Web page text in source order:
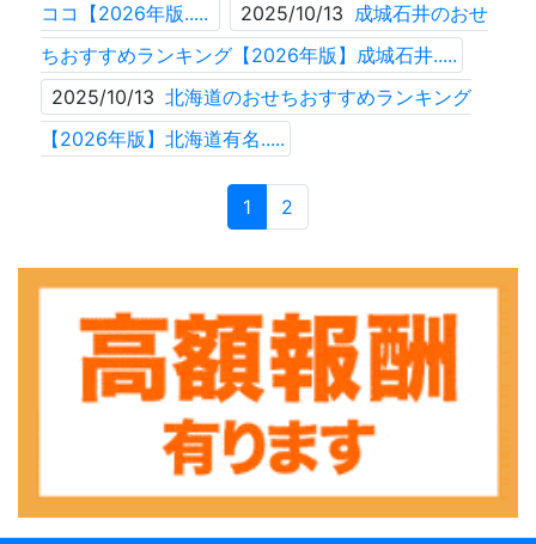
ココ【2026年版.....
2025/10/13 成城石井のおせ
ちおすすめランキング【2026年版】成城石井.....
2025/10/13 北海道のおせちおすすめランキング
【2026年版】北海道有名.....
1 2